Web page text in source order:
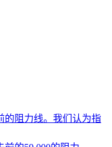
的阻力线。我们认为指